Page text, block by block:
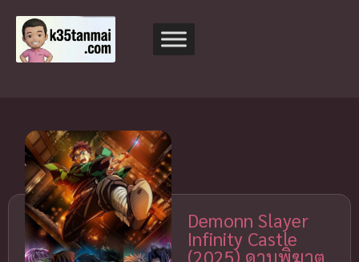
Demonn Slayer
Infinity Castle
(2025) ดาบพิฆาต